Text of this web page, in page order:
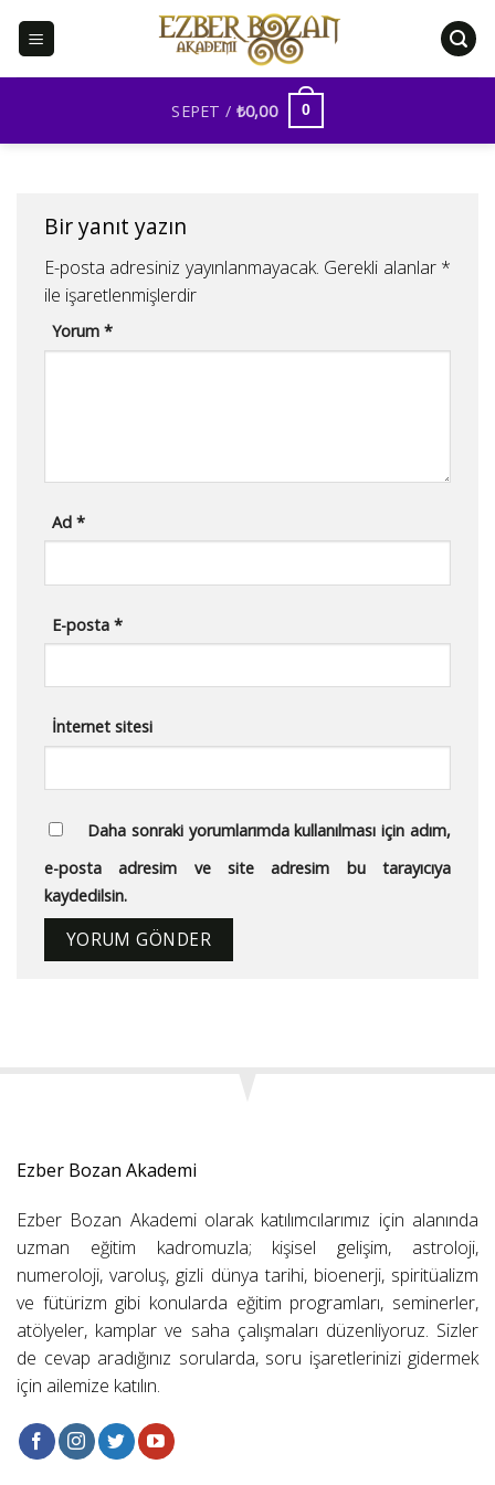
SEPET / ₺0,00 0
Bir yanıt yazın
E-posta adresiniz yayınlanmayacak. Gerekli alanlar *
ile işaretlenmişlerdir
Yorum*
Ad*
E-posta*
İnternet sitesi
Daha sonraki yorumlarımda kullanılması için adım,
e-posta adresim ve site adresim bu tarayıcıya
kaydedilsin.
Ezber Bozan Akademi
Ezber Bozan Akademi olarak katılımcılarımız için alanında
uzman eğitim kadromuzla; kişisel gelişim, astroloji,
numeroloji, varoluş, gizli dünya tarihi, bioenerji, spiritüalizm
ve fütürizm gibi konularda eğitim programları, seminerler,
atölyeler, kamplar ve saha çalışmaları düzenliyoruz. Sizler
de cevap aradığınız sorularda, soru işaretlerinizi gidermek
için ailemize katılın.